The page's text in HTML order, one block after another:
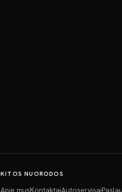
KITOS NUORODOS
Apie musKontaktaiAutoservisai